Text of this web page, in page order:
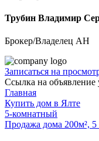
Трубин Владимир
Брокер/Владелец АН
Записаться на
Ссылка на объявление
Главная
Купить дом в Ялте
5-комнатный
Продажа дома 200м², 5